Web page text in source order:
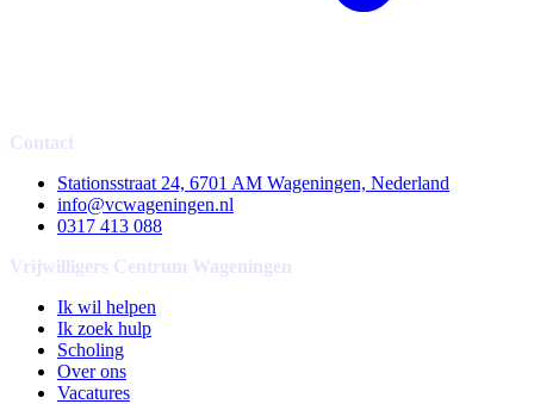
Contact
Stationsstraat 24, 6701 AM Wageningen, Nederland
info@vcwageningen.nl
0317 413 088
Vrijwilligers Centrum Wageningen
Ik wil helpen
Ik zoek hulp
Scholing
Over ons
Vacatures